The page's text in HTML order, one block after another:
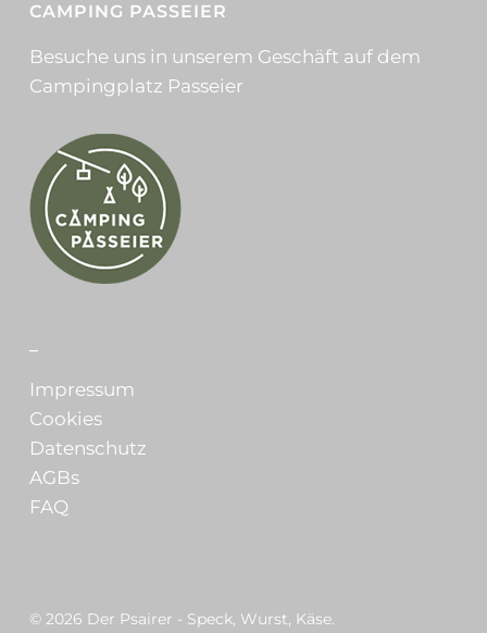
CAMPING PASSEIER
Besuche uns in unserem Geschäft auf dem
Campingplatz Passeier
Impressum
Cookies
Datenschutz
AGBs
FAQ
© 2026 Der Psairer - Speck, Wurst, Käse.